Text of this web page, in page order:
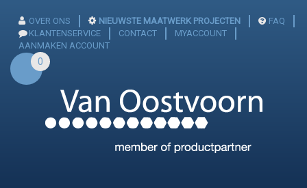
OVER ONS NIEUWSTE MAATWERK PROJECTEN
FAQ
KLANTENSERVICE
CONTACT
MYACCOUNT
AANMAKEN ACCOUNT
0